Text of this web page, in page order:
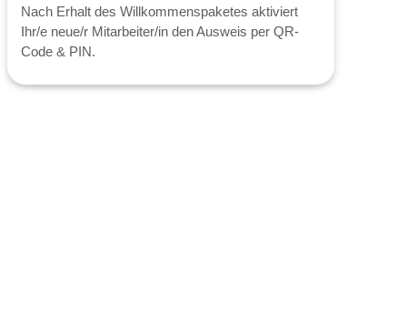
Nach Erhalt des Willkommenspaketes aktiviert
Ihr/e neue/r Mitarbeiter/in den Ausweis per QR-
Code & PIN.